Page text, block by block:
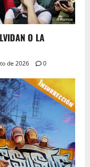
O LA
de 2026 0